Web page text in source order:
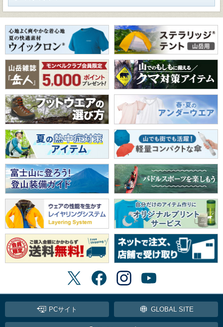
PCサイト GLOBAL SITE